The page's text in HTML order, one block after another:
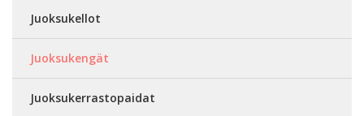
Juoksukellot
Juoksukengät
Juoksukerrastopaidat